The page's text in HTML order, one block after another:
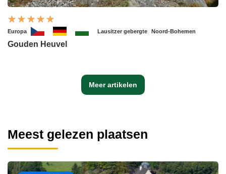
Europa Lausitzer gebergte Noord-Bohemen
Gouden Heuvel
Meer artikelen
Meest gelezen plaatsen